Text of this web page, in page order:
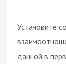
Установите
данной в